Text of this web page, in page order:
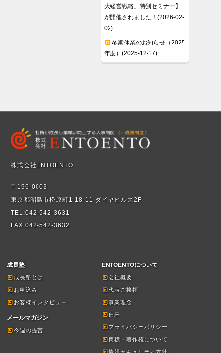
大経営戦略」特別セミナー】
が開催されました！(2026-02-
02)
冬期休業のお知らせ（2025
年度）(2025-12-17)
株式会社ENTOENTO
〒196-0003
東京都昭島市松原町1-18-11 ダイヤヒルズ2F
TEL:042-542-3631
FAX:042-542-3632
成長塾
成長塾とは
お申込み
お客様インタビュー
メールマガジン
今週の提言
ENTOENTOについて
会社概要
代表ご挨拶
事業理念
由来
プライバシーポリシー
商標・著作権について
情報セキュリティ方針